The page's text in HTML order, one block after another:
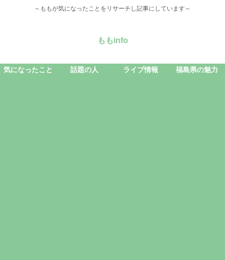
～ももが気になったことをリサーチし記事にしています～
ももinfo
気になったこと 話題の人 ライブ情報 福島県の魅力